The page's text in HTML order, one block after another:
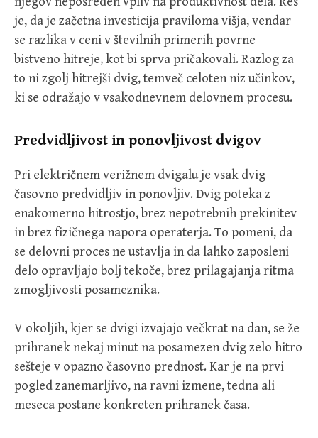
je, da je začetna investicija praviloma višja, vendar
se razlika v ceni v številnih primerih povrne
bistveno hitreje, kot bi sprva pričakovali. Razlog za
to ni zgolj hitrejši dvig, temveč celoten niz učinkov,
ki se odražajo v vsakodnevnem delovnem procesu.
Predvidljivost in ponovljivost dvigov
Pri električnem verižnem dvigalu je vsak dvig
časovno predvidljiv in ponovljiv. Dvig poteka z
enakomerno hitrostjo, brez nepotrebnih prekinitev
in brez fizičnega napora operaterja. To pomeni, da
se delovni proces ne ustavlja in da lahko zaposleni
delo opravljajo bolj tekoče, brez prilagajanja ritma
zmogljivosti posameznika.
V okoljih, kjer se dvigi izvajajo večkrat na dan, se že
prihranek nekaj minut na posamezen dvig zelo hitro
sešteje v opazno časovno prednost. Kar je na prvi
pogled zanemarljivo, na ravni izmene, tedna ali
meseca postane konkreten prihranek časa.